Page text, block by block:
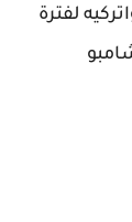
لفترة